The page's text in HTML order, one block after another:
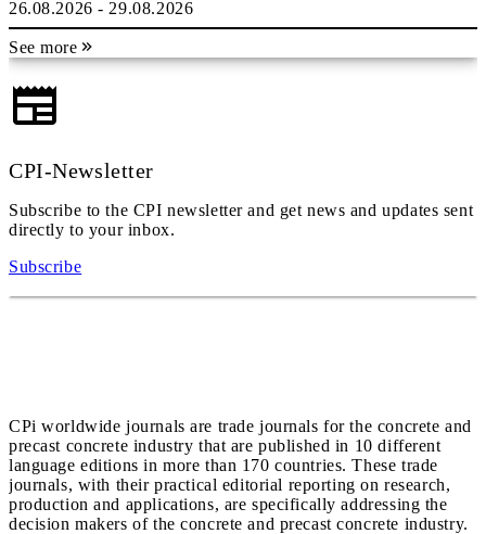
26.08.2026 - 29.08.2026
See more
CPI-Newsletter
Subscribe to the CPI newsletter and get news and updates sent
directly to your inbox.
Subscribe
CPi worldwide journals are trade journals for the concrete and
precast concrete industry that are published in 10 different
language editions in more than 170 countries. These trade
journals, with their practical editorial reporting on research,
production and applications, are specifically addressing the
decision makers of the concrete and precast concrete industry.